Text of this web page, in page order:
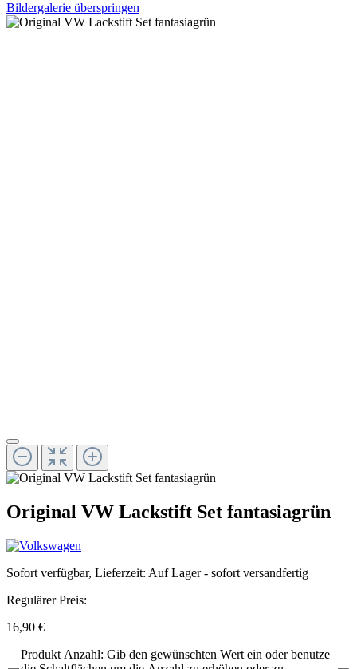
Bildergalerie überspringen
Original VW Lackstift Set fantasiagrün
Sofort verfügbar, Lieferzeit: Auf Lager - sofort versandfertig
Regulärer Preis:
16,90 €
Produkt Anzahl: Gib den gewünschten Wert ein oder benutze